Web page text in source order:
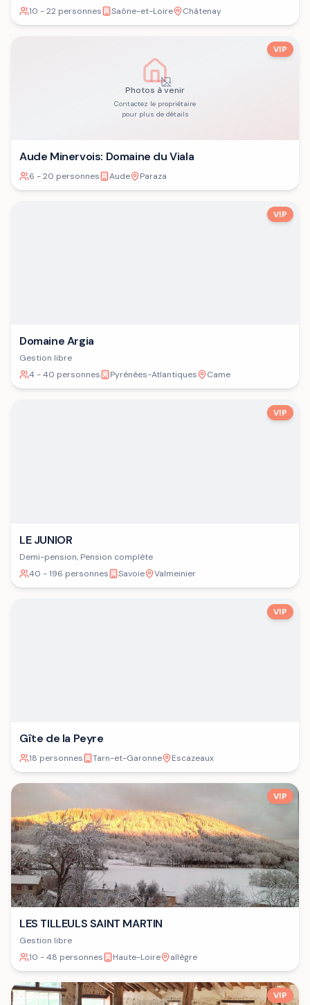
10 - 22 personnes
Saône-et-Loire Châtenay
Photos à venir
Contactez le propriétaire
pour plus de détails
VIP
Aude Minervois: Domaine du Viala
6 - 20 personnes Aude Paraza
VIP
Domaine Argia
Gestion libre
4 - 40 personnes
Pyrénées-Atlantiques Came
VIP
LE JUNIOR
Demi-pension, Pension complète
40 - 196 personnes
Savoie Valmeinier
VIP
Gîte de la Peyre
18 personnes Tarn-et-Garonne Escazeaux
VIP
LES TILLEULS SAINT MARTIN
Gestion libre
10 - 48 personnes
Haute-Loire allègre
VIP